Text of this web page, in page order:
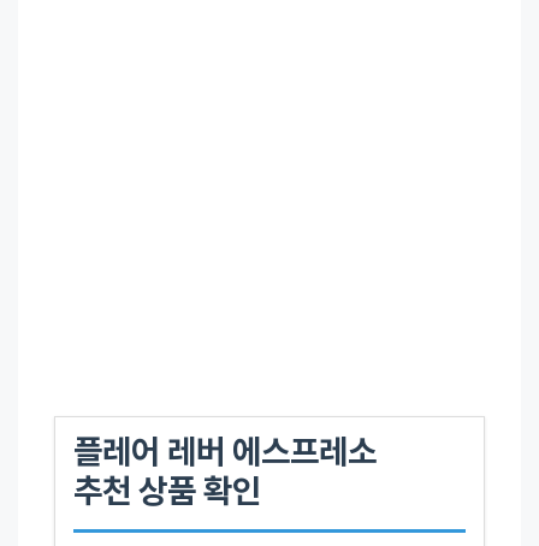
플레어 레버 에스프레소
추천 상품 확인